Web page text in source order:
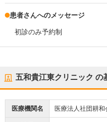
患者さんへのメッセージ
初診のみ予約制
五和貴江東クリニック の
医療機関名 医療法人社団耕